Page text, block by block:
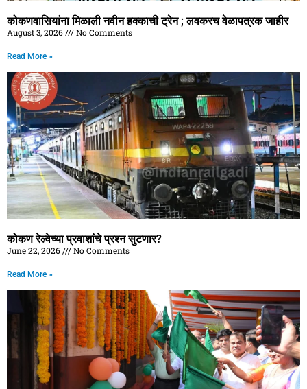
कोकणवासियांना मिळाली नवीन हक्काची ट्रेन ; लवकरच वेळापत्रक जाहीर
August 3, 2026 No Comments
Read More »
कोकण रेल्वेच्या प्रवाशांचे प्रश्न सुटणार?
June 22, 2026 No Comments
Read More »